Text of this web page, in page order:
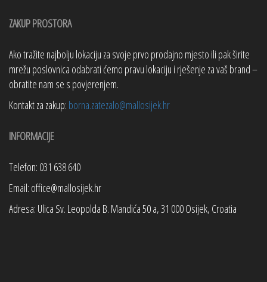
ZAKUP PROSTORA
Ako tražite najbolju lokaciju za svoje prvo prodajno mjesto ili pak širite
mrežu poslovnica odabrati ćemo pravu lokaciju i rješenje za vaš brand –
obratite nam se s povjerenjem.
Kontakt za zakup: borna.zatezalo@mallosijek.hr
INFORMACIJE
Telefon: 031 638 640
Email: office@mallosijek.hr
Adresa: Ulica Sv. Leopolda B. Mandića 50 a, 31 000 Osijek, Croatia